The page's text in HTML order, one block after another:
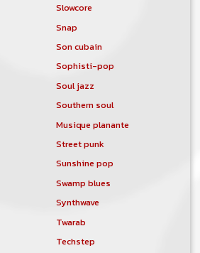
Slowcore
Snap
Son cubain
Sophisti-pop
Soul jazz
Southern soul
Musique planante
Street punk
Sunshine pop
Swamp blues
Synthwave
Twarab
Techstep